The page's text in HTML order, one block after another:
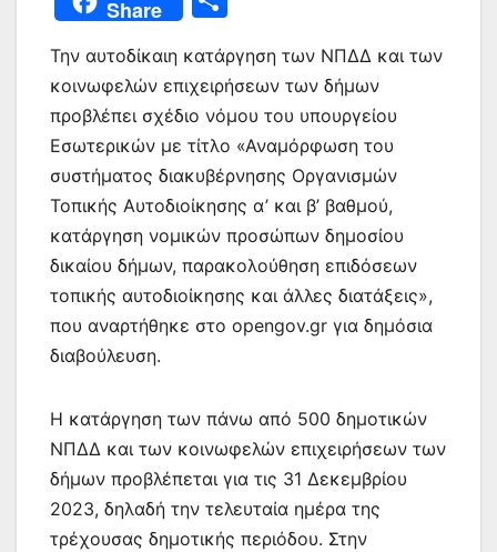
c
e
b
o
o
k
itt
er
at
s
A
p
p
ai
l
e
st
s
e
n
g
er
gr
a
m
Share
ρ
α
σ
τε
ίτ
ε
Την αυτοδίκαιη κατάργηση των ΝΠΔΔ και των
κοινωφελών επιχειρήσεων των δήμων
προβλέπει σχέδιο νόμου του υπουργείου
Εσωτερικών με τίτλο «Αναμόρφωση του
συστήματος διακυβέρνησης Οργανισμών
Τοπικής Αυτοδιοίκησης α’ και β’ βαθμού,
κατάργηση νομικών προσώπων δημοσίου
δικαίου δήμων, παρακολούθηση επιδόσεων
τοπικής αυτοδιοίκησης και άλλες διατάξεις»,
που αναρτήθηκε στο opengov.gr για δημόσια
διαβούλευση.
Η κατάργηση των πάνω από 500 δημοτικών
ΝΠΔΔ και των κοινωφελών επιχειρήσεων των
δήμων προβλέπεται για τις 31 Δεκεμβρίου
2023, δηλαδή την τελευταία ημέρα της
τρέχουσας δημοτικής περιόδου. Στην